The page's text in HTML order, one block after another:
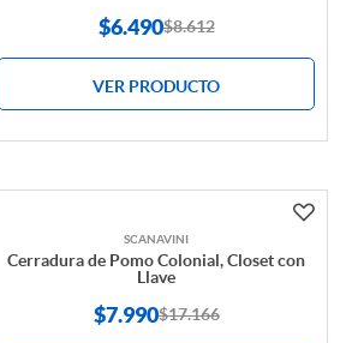
$6.490$8.612
VER PRODUCTO
SCANAVINI
Cerradura de Pomo Colonial, Closet con
Llave
$7.990$17.166